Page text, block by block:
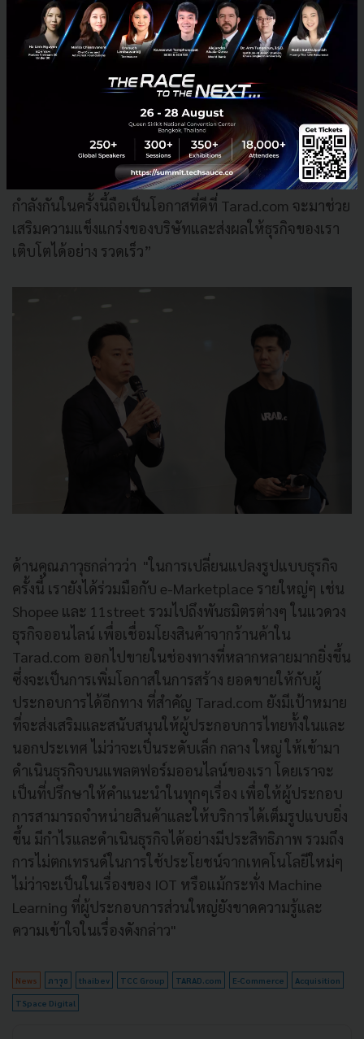
เป็นพันธมิตรกับ Marketplace ระดับโลก
สนับสนุนนำพาสินค้าและธุรกิจไทยสู่ตลาดโลก
(ประชารัฐ)
ผนึกกำลังบริษัทไทยด้วยกันด้านดิจิตอล
คุณมาวุตกล่าวว่า "สำหรับการร่วมผนึกกับ Tarad.com นั้น
เป็นเพราะเรามองเห็นในศักยภาพของ Tarad.com โดย
เฉพาะจุดแข็งทางด้านธุรกิจ e-commerce ที่เป็นเจ้าแรก
รวมถึงความเชื่อมั่นในทีมบริหารของบริษัท ซึ่งการผนึก
กำลังกันในครั้งนี้ถือเป็นโอกาสที่ดีที่ Tarad.com จะมาช่วย
เสริมความแข็งแกร่งของบริษัทและส่งผลให้ธุรกิจของเรา
เติบโตได้อย่าง รวดเร็ว”
ด้านคุณภาวุธกล่าวว่า "ในการเปลี่ยนแปลงรูปแบบธุรกิจ
ครั้งนี้ เรายังได้ร่วมมือกับ e-Marketplace รายใหญ่ๆ เช่น
Shopee และ 11street รวมไปถึงพันธมิตรต่างๆ ในแวดวง
ธุรกิจออนไลน์ เพื่อเชื่อมโยงสินค้าจากร้านค้าใน
Tarad.com ออกไปขายในช่องทางที่หลากหลายมากยิ่งขึ้น
ซึ่งจะเป็นการเพิ่มโอกาสในการสร้าง ยอดขายให้กับผู้
ประกอบการได้อีกทาง ที่สำคัญ Tarad.com ยังมีเป้าหมาย
ที่จะส่งเสริมและสนับสนุนให้ผู้ประกอบการไทยทั้งในและ
นอกประเทศ ไม่ว่าจะเป็นระดับเล็ก กลาง ใหญ่ ให้เข้ามา
ดำเนินธุรกิจบนแพลตฟอร์มออนไลน์ของเรา โดยเราจะ
เป็นที่ปรึกษาให้คำแนะนำในทุกๆเรื่อง เพื่อให้ผู้ประกอบ
การสามารถจำหน่ายสินค้าและให้บริการได้เต็มรูปแบบยิ่ง
ขึ้น มีกำไรและดำเนินธุรกิจได้อย่างมีประสิทธิภาพ รวมถึง
การไม่ตกเทรนด์ในการใช้ประโยชน์จากเทคโนโลยีใหม่ๆ
ไม่ว่าจะเป็นในเรื่องของ IOT หรือแม้กระทั่ง Machine
Learning ที่ผู้ประกอบการส่วนใหญ่ยังขาดความรู้และ
ความเข้าใจในเรื่องดังกล่าว"
News ภาวุธ thaibev TCC Group TARAD.com E-Commerce Acquisition
TSpace Digital